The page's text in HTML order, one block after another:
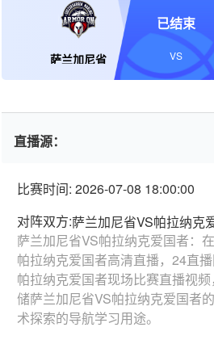
萨兰加尼省
已结束
VS
直播源：
比赛时间: 2026-07-08 18:00:00
对阵双方:萨兰加尼省VS帕拉纳克
萨兰加尼省VS帕拉纳克爱国者：
帕拉纳克爱国者高清直播，24直
帕拉纳克爱国者现场比赛直播视
储萨兰加尼省VS帕拉纳克爱国者
术探索的导航学习用途。